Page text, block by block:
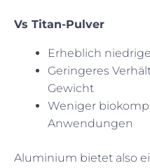
Vs Titan-Pulver
Erheblich
Geringeres
Gewicht
Weniger
Anwendungen
Aluminium bietet also